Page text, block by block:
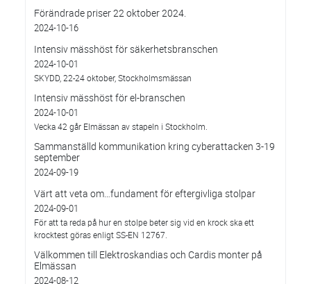
Förändrade priser 22 oktober 2024.
2024-10-16
Intensiv mässhöst för säkerhetsbranschen
2024-10-01
SKYDD, 22-24 oktober, Stockholmsmässan
Intensiv mässhöst för el-branschen
2024-10-01
Vecka 42 går Elmässan av stapeln i Stockholm.
Sammanställd kommunikation kring cyberattacken 3-19
september
2024-09-19
Värt att veta om…fundament för eftergivliga stolpar
2024-09-01
För att ta reda på hur en stolpe beter sig vid en krock ska ett
krocktest göras enligt SS-EN 12767.
Välkommen till Elektroskandias och Cardis monter på
Elmässan
2024-08-12